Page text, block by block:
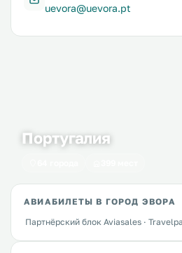
uevora@uevora.pt
Португалия
АВИАБИЛЕТЫ В ГОРОД ЭВОРА
Партнёрский блок Aviasales ·